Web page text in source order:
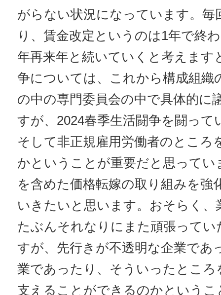
がらない状況になっています。毎
り、賃金改定というのは1年で終
年再来年と続いていくと考えます
争については、これから構成組織
の中の専門委員会の中で具体的に
すが、2024春季生活闘争を闘って
そして非正規雇用労働者のところ
かということが重要だと思ってい
を含めた価格転嫁の取り組みを強
いきたいと思います。おそらく、
たぶんそれなりにまた頑張って
すが、先行きが不透明な企業であ
業であったり、そういったところ
支えることができるのかという